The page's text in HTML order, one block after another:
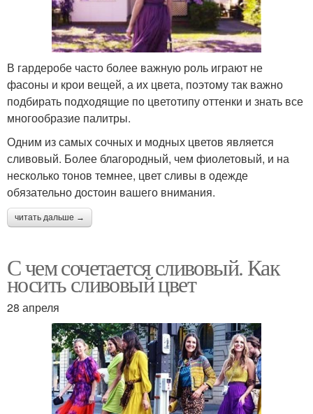
В гардеробе часто более важную роль играют не
фасоны и крои вещей, а их цвета, поэтому так важно
подбирать подходящие по цветотипу оттенки и знать все
многообразие палитры.
Одним из самых сочных и модных цветов является
сливовый. Более благородный, чем фиолетовый, и на
несколько тонов темнее, цвет сливы в одежде
обязательно достоин вашего внимания.
читать дальше →
С чем сочетается сливовый. Как
носить сливовый цвет
28 апреля